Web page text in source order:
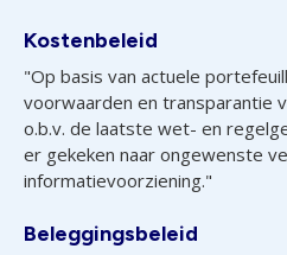
Kostenbeleid
"Op basis van actuele
voorwaarden en transparantie
o.b.v. de laatste wet- en
er gekeken naar ongewenste
informatievoorziening."
Beleggingsbeleid